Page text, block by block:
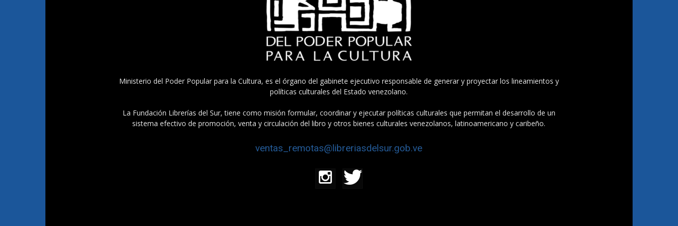
Ministerio del Poder Popular para la Cultura, es el órgano del gabinete ejecutivo responsable de generar y proyectar los lineamientos y
políticas culturales del Estado venezolano.
La Fundación Librerías del Sur, tiene como misión formular, coordinar y ejecutar políticas culturales que permitan el desarrollo de un
sistema efectivo de promoción, venta y circulación del libro y otros bienes culturales venezolanos, latinoamericano y caribeño.
ventas_remotas@libreriasdelsur.gob.ve